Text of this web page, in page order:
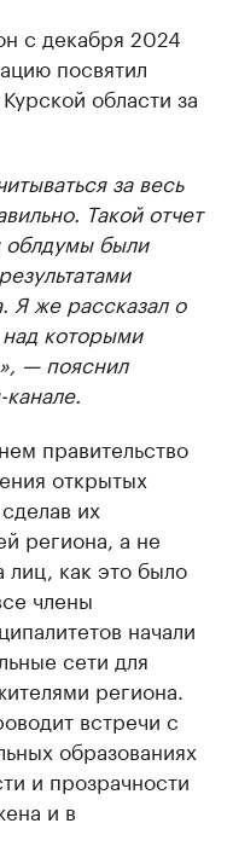
с декабря 2024
посвятил
области за
за весь
Такой отчет
облдумы были
Я же рассказал о
которыми
— пояснил
правительство
открытых
их
региона, а не
лиц, как это было
члены
начали
сети для
региона.
встречи с
образованиях
и прозрачности
и в